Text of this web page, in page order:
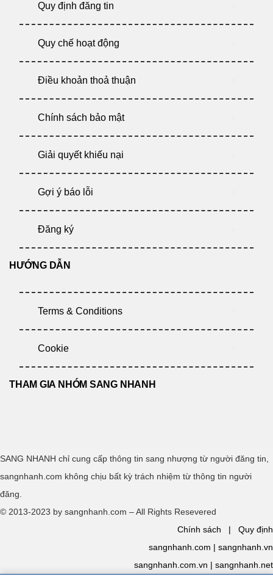
Quy định đăng tin
Quy chế hoạt động
Điều khoản thoả thuận
Chính sách bảo mật
Giải quyết khiếu nại
Gợi ý báo lỗi
Đăng ký
HƯỚNG DẪN
Terms & Conditions
Cookie
THAM GIA NHÓM SANG NHANH
SANG NHANH chỉ cung cấp thông tin sang nhượng từ người đăng tin,
sangnhanh.com không chịu bất kỳ trách nhiệm từ thông tin người
đăng.
© 2013-2023 by sangnhanh.com – All Rights Resevered
Chính sách | Quy định
sangnhanh.com | sangnhanh.vn
sangnhanh.com.vn | sangnhanh.net